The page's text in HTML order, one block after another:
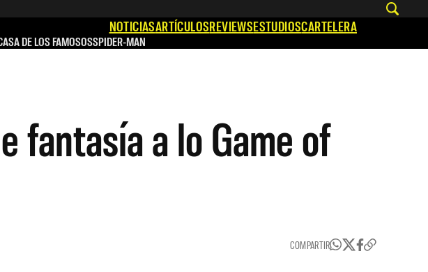
NOTICIASARTÍCULOSREVIEWSESTUDIOSCARTELERA
DE LOS FAMOSOSSPIDER-MAN
fantasía a lo Game of
COMPARTIR